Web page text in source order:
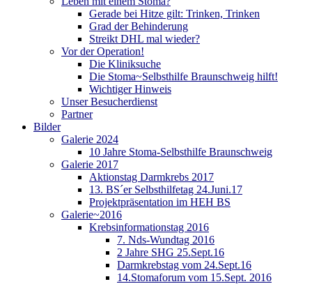
Gerade bei Hitze gilt: Trinken, Trinken
Grad der Behinderung
Streikt DHL mal wieder?
Vor der Operation!
Die Kliniksuche
Die Stoma~Selbsthilfe Braunschweig hilft!
Wichtiger Hinweis
Unser Besucherdienst
Partner
Bilder
Galerie 2024
10 Jahre Stoma-Selbsthilfe Braunschweig
Galerie 2017
Aktionstag Darmkrebs 2017
13. BS´er Selbsthilfetag 24.Juni.17
Projektpräsentation im HEH BS
Galerie~2016
Krebsinformationstag 2016
7. Nds-Wundtag 2016
2 Jahre SHG 25.Sept.16
Darmkrebstag vom 24.Sept.16
14.Stomaforum vom 15.Sept. 2016